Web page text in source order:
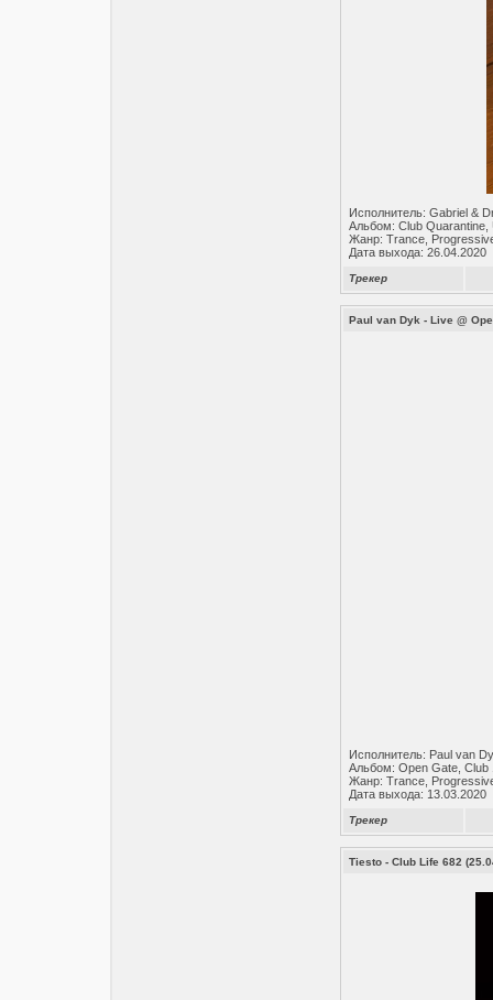
Исполнитель: Gabriel &
Альбом: Club Quarantine,
Жанр: Trance,
Дата выхода: 26.04.2020
Трекер
Paul van Dyk - Live @
Исполнитель: Paul van
Альбом: Open Gate, Club
Жанр: Trance,
Дата выхода: 13.03.2020
Трекер
Tiesto - Club Life 682